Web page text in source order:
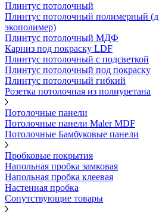
Плинтус потолочный
Плинтус потолочный полимерный
экополимер)
Плинтус потолочный МДФ
Карниз под покраску LDF
Плинтус потолочный с подсветкой
Плинтус потолочный под покраску
Плинтус потолочный гибкий
Розетка потолочная из полиуретана
Потолочные панели
Потолочные панели Maler MDF
Потолочные Бамбуковые панели
Пробковые покрытия
Напольная пробка замковая
Напольная пробка клеевая
Настенная пробка
Сопутствующие товары